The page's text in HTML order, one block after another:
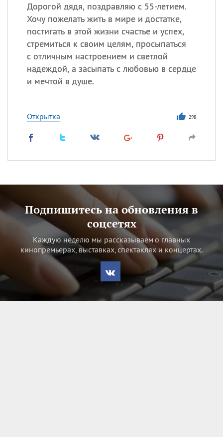
Дорогой дядя, поздравляю с 55-летием.
Хочу пожелать жить в мире и достатке,
постигать в этой жизни счастье и успех,
стремиться к своим целям, просыпаться
с отличным настроением и светлой
надеждой, а засыпать с любовью в сердце
и мечтой в душе.
Открытка 298
Подпишитесь на обновления в
соцсетях
Каждую неделю мы рассказываем о главных
кинопремьерах, выставках, спектаклях и концертах.